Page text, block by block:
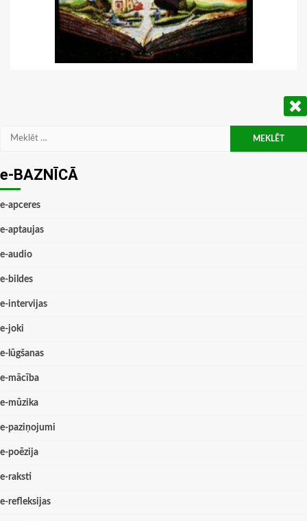
Meklēt:
e-BAZNĪCĀ
e-apceres
e-aptaujas
e-audio
e-bildes
e-intervijas
e-joki
e-lūgšanas
e-mācība
e-mūzika
e-paziņojumi
e-poēzija
e-raksti
e-refleksijas